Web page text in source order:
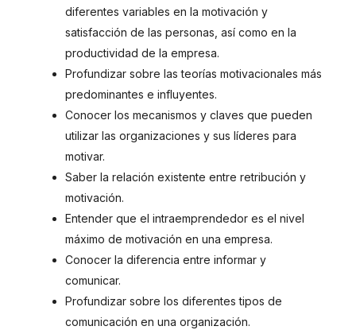
diferentes variables en la motivación y
satisfacción de las personas, así como en la
productividad de la empresa.
Profundizar sobre las teorías motivacionales más
predominantes e influyentes.
Conocer los mecanismos y claves que pueden
utilizar las organizaciones y sus líderes para
motivar.
Saber la relación existente entre retribución y
motivación.
Entender que el intraemprendedor es el nivel
máximo de motivación en una empresa.
Conocer la diferencia entre informar y
comunicar.
Profundizar sobre los diferentes tipos de
comunicación en una organización.